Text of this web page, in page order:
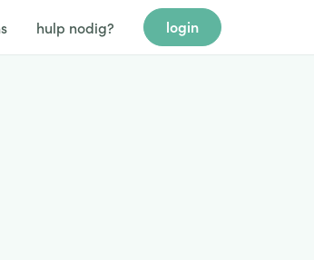
hulp nodig? login